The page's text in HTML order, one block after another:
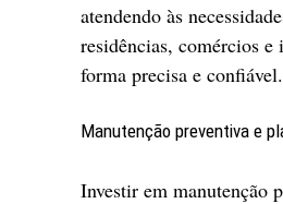
atendendo às
residências, comércios e
forma precisa e confiável.
Manutenção preventiva e
Investir em manutenção